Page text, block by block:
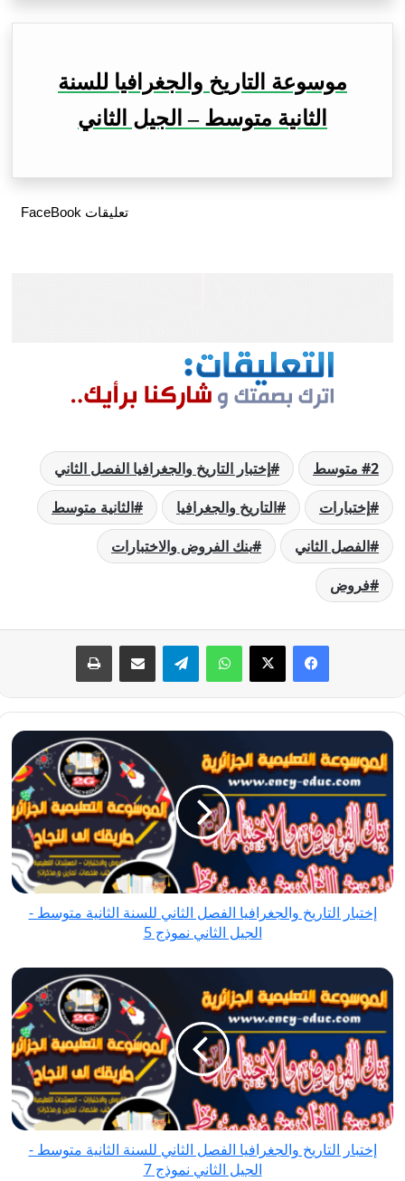
موسوعة التاريخ والجغرافيا للسنة
الثانية متوسط – الجيل الثاني
تعليقات FaceBook
2 متوسط
إختبار التاريخ والجغرافيا الفصل الثاني
إختبارات
التاريخ والجغرافيا
الثانية متوسط
الفصل الثاني
بنك الفروض والاختبارات
فروض
فيسبوك
‫X واتسابتيلقراممشاركة عبر البريد طباعة
إختبار
التاريخ
والجغرافيا
الفصل
الثاني
للسنة
الثانية
متوسط
نموذج
5
إختبار التاريخ والجغرافيا الفصل الثاني للسنة الثانية متوسط -
الجيل الثاني نموذج 5
إختبار
التاريخ
والجغرافيا
الفصل
الثاني
للسنة
الثانية
متوسط
إختبار التاريخ والجغرافيا الفصل الثاني للسنة الثانية متوسط -
الجيل الثاني نموذج 7